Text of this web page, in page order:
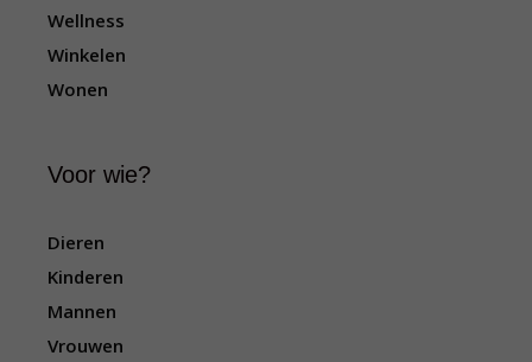
Wellness
Winkelen
Wonen
Voor wie?
Dieren
Kinderen
Mannen
Vrouwen